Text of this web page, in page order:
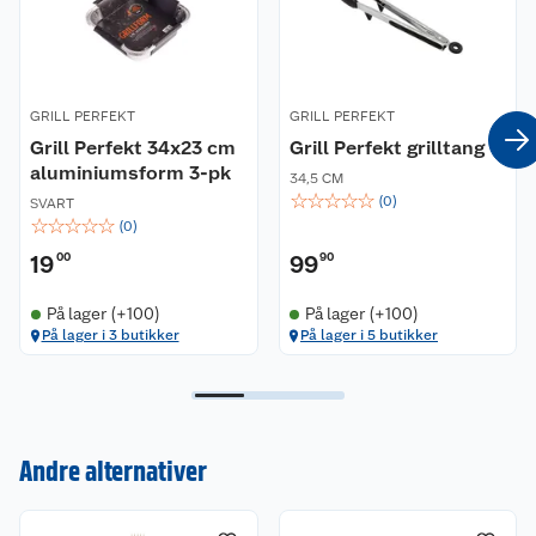
GRILL PERFEKT
Grill Perfekt 34x23 cm
aluminiumsform 3-pk
SVART
☆☆☆☆☆ (0)
1900
På lager (+100)
På lager i 3 butikker
GRILL PERFEKT
Grill Perfekt grilltang
34,5 CM
☆☆☆☆☆ (0)
9990
På lager (+100)
På lager i 5 butikker
Andre alternativer
Nyheter
Angre- og returrett